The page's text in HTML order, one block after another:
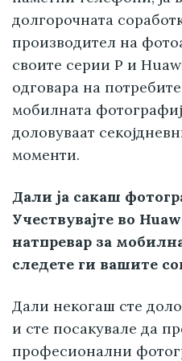
долгорочната
производител на
своите серии P и
одговара на
мобилната
доловуваат
моменти.
Дали ја сакаш
Учествувајте во
натпревар за
следете ги вашите
Дали некогаш сте
и сте посакувале да
професионални